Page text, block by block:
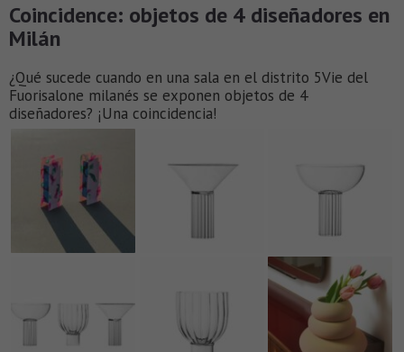
Coincidence: objetos de 4 diseñadores en
Milán
¿Qué sucede cuando en una sala en el distrito 5Vie del
Fuorisalone milanés se exponen objetos de 4
diseñadores? ¡Una coincidencia!